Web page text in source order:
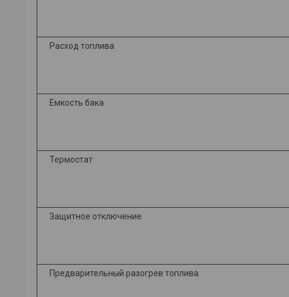
Расход топлива
Емкость бака
Термостат
Защитное отключение
Предварительный разогрев топлива